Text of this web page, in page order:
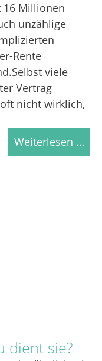
16 Millionen
unzählige
Rente
viele
Vertrag
nicht wirklich,
Weiterlesen …
dient sie?